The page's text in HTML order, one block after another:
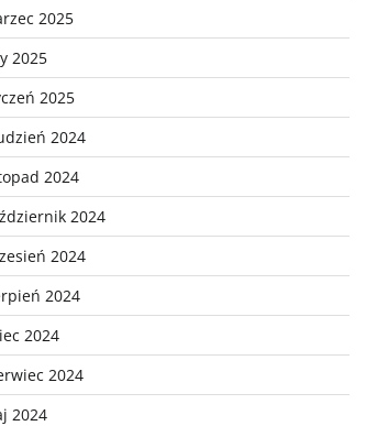
2025
2025
2025
2024
2024
2024
2024
2024
2024
2024
2024